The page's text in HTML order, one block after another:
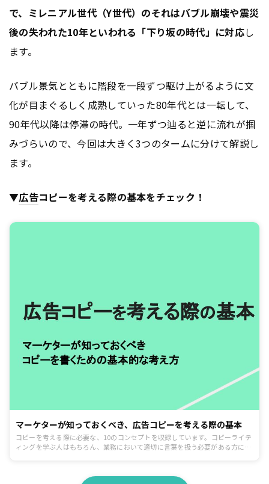
で、ミレニアル世代（Y世代）のそれはバブル崩壊や震災
後の失われた10年といわれる「下り坂の時代」に対応し
ます。
バブル景気とともに階段を一段ずつ駆け上がるように文
化が目まぐるしく成熟していった80年代とは一転して、
90年代以降は停滞の時代。一年ずつ辿ると逆に流れが掴
みづらいので、今回は大きく3つのタームに分けて解説し
ます。
▼広告コピーを考える際の基本をチェック！
マーケターが知っておくべき、広告コピーを考える際の基本
コピーを考える際に必要な、10のコンセプトを収録しています。コピーライテ
ィングを学ぶ人はもちろん、業務において適切に言葉を扱う必要がある方にお